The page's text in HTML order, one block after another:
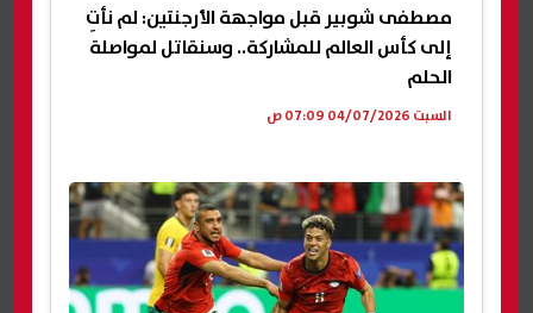
مصطفى شوبير قبل مواجهة الأرجنتين: لم نأتِ
إلى كأس العالم للمشاركة.. وسنقاتل لمواصلة
الحلم
السبت 04/07/2026 07:09 ص